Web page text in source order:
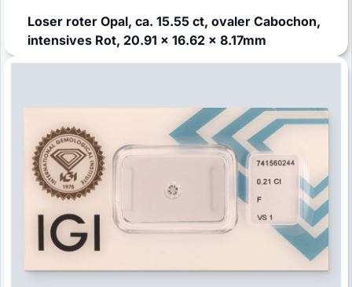
Loser roter Opal, ca. 15.55 ct, ovaler Cabochon,
intensives Rot, 20.91 x 16.62 x 8.17mm